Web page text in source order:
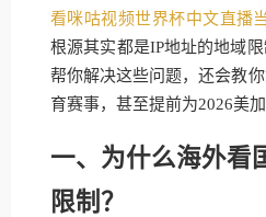
看咪咕视频世界杯中文直播
根源其实都是IP地址的地域
帮你解决这些问题，还会教
育赛事，甚至提前为2026美
一、为什么海外看
限制？